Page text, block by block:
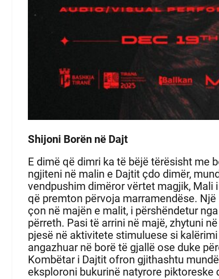
Shijoni Borën në Dajt
E dimë që dimri ka të bëjë tërësisht me
ngjiteni në malin e Dajtit çdo dimër,
vendpushim dimëror vërtet magjik, Mali
që premton përvoja marramendëse. Një
çon në majën e malit, i përshëndetur
përreth. Pasi të arrini në majë, zhytuni
pjesë në aktivitete stimuluese si
angazhuar në borë të gjallë ose duke
Kombëtar i Dajtit ofron gjithashtu
eksploroni bukurinë natyrore piktoreske